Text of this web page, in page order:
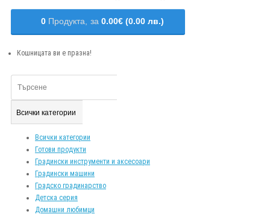
0 Продукта, за 0.00€ (0.00 лв.)
Кошницата ви е празна!
Всички категории
Всички категории
Готови продукти
Градински инструменти и аксесоари
Градински машини
Градско градинарство
Детска серия
Домашни любимци